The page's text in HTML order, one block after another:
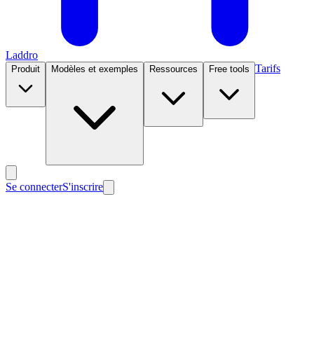
Laddro
Produit Modèles et exemples Ressources Free tools Tarifs
Se connecterS'inscrire